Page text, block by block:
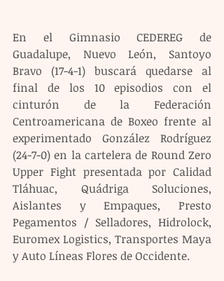
En el Gimnasio CEDEREG de
Guadalupe, Nuevo León, Santoyo
Bravo (17-4-1) buscará quedarse al
final de los 10 episodios con el
cinturón de la Federación
Centroamericana de Boxeo frente al
experimentado González Rodríguez
(24-7-0) en la cartelera de Round Zero
Upper Fight presentada por Calidad
Tláhuac, Quádriga Soluciones,
Aislantes y Empaques, Presto
Pegamentos / Selladores, Hidrolock,
Euromex Logistics, Transportes Maya
y Auto Líneas Flores de Occidente.